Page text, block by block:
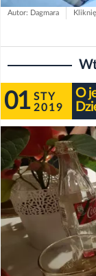
Autor: Dagmara
01 STY
2019
O